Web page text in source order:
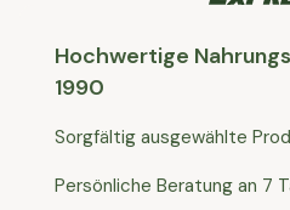
Hochwertige
1990
Sorgfältig ausgewählte
Persönliche Beratung an 7